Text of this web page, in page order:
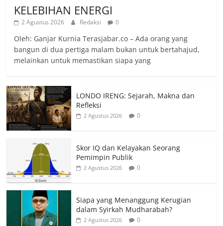
KELEBIHAN ENERGI
2 Agustus 2026 Redaksi 0
Oleh: Ganjar Kurnia Terasjabar.co – Ada orang yang
bangun di dua pertiga malam bukan untuk bertahajud,
melainkan untuk memastikan siapa yang
LONDO IRENG: Sejarah, Makna dan
Refleksi
2 Agustus 2026 0
Skor IQ dan Kelayakan Seorang
Pemimpin Publik
2 Agustus 2026 0
Siapa yang Menanggung Kerugian
dalam Syirkah Mudharabah?
2 Agustus 2026 0